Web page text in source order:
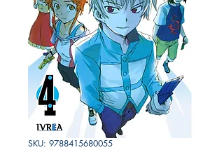
SKU: 9788415680055